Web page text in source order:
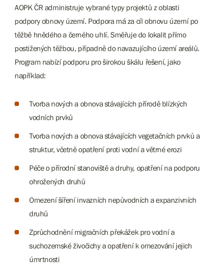
AOPK ČR administruje vybrané typy projektů z oblasti
podpory obnovy území. Podpora má za cíl obnovu území po
těžbě hnědého a černého uhlí. Směřuje do lokalit přímo
postižených těžbou, případně do navazujícího území areálů.
Program nabízí podporu pro širokou škálu řešení, jako
například:
Tvorba nových a obnova stávajících přírodě blízkých
vodních prvků
Tvorba nových a obnova stávajících vegetačních prvků a
struktur, včetně opatření proti vodní a větrné erozi
Péče o přírodní stanoviště a druhy, opatření na podporu
ohrožených druhů
Omezení šíření invazních nepůvodních a expanzivních
druhů
Zprůchodnění migračních překážek pro vodní a
suchozemské živočichy a opatření k omezování jejich
úmrtnosti